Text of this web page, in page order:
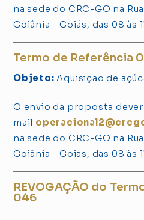
na sede do CRC-GO na
Goiânia – Goiás, das 08 às
Termo de Referência
Objeto: Aquisição de
O envio da proposta
mail
na sede do CRC-GO na
Goiânia – Goiás, das 08 às
REVOGAÇÃO do
046